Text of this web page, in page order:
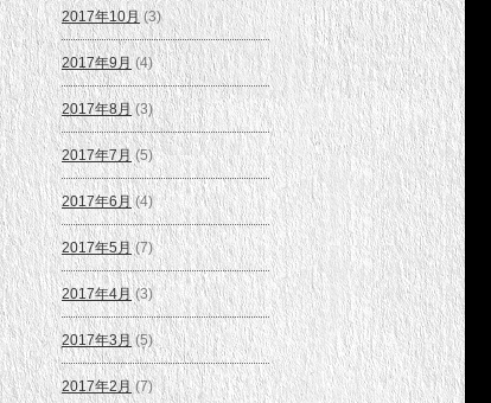
2017年10月(3)
2017年9月 (4)
2017年8月(3)
2017年7月(5)
2017年6月(4)
2017年5月(7)
2017年4月(3)
2017年3月(5)
2017年2月(7)